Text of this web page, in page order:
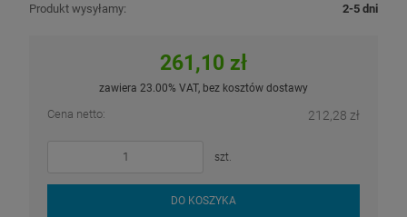
Produkt wysyłamy:
2-5 dni
261,10 zł
zawiera 23.00% VAT, bez kosztów dostawy
Cena netto: 212,28 zł
szt.
DO KOSZYKA